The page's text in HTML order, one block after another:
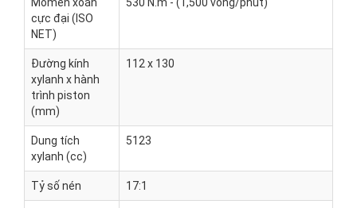
Mômen xoắn
cực đại (ISO
NET)
530 N.m - (1,500 vòng/phút)
Đường kính
xylanh x hành
trình piston
(mm)
112 x 130
Dung tích
xylanh (cc)
5123
Tỷ số nén 17:1